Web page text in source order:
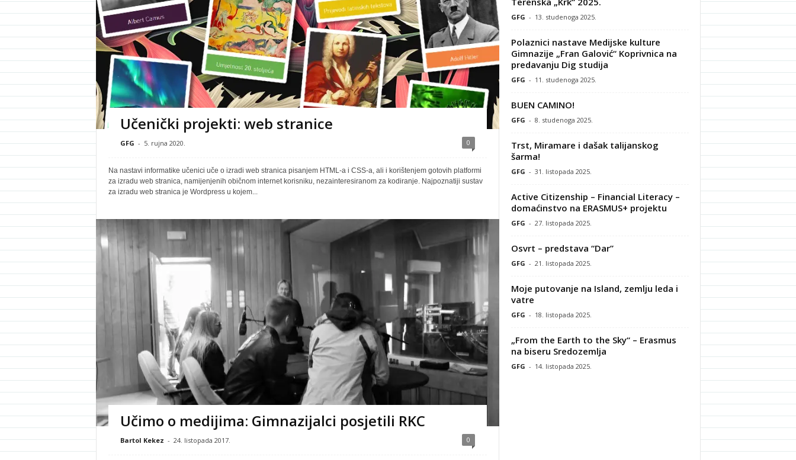
Učenički projekti: web stranice
GFG - 5. rujna 2020. 0
Na nastavi informatike učenici uče o izradi web stranica pisanjem HTML-a i CSS-a, ali i korištenjem gotovih platformi
za izradu web stranica, namijenjenih običnom internet korisniku, nezainteresiranom za kodiranje. Najpoznatiji sustav
za izradu web stranica je Wordpress u kojem...
Učimo o medijima: Gimnazijalci posjetili RKC
Bartol Kekez - 24. listopada 2017. 0
GFG - 13. studenoga 2025.
Polaznici nastave Medijske kulture
Gimnazije „Fran Galović“ Koprivnica na
predavanju Dig studija
GFG - 11. studenoga 2025.
BUEN CAMINO!
GFG - 8. studenoga 2025.
Trst, Miramare i dašak talijanskog
šarma!
GFG - 31. listopada 2025.
Active Citizenship – Financial Literacy –
domaćinstvo na ERASMUS+ projektu
GFG - 27. listopada 2025.
Osvrt – predstava “Dar”
GFG - 21. listopada 2025.
Moje putovanje na Island, zemlju leda i
vatre
GFG - 18. listopada 2025.
„From the Earth to the Sky“ – Erasmus
na biseru Sredozemlja
GFG - 14. listopada 2025.